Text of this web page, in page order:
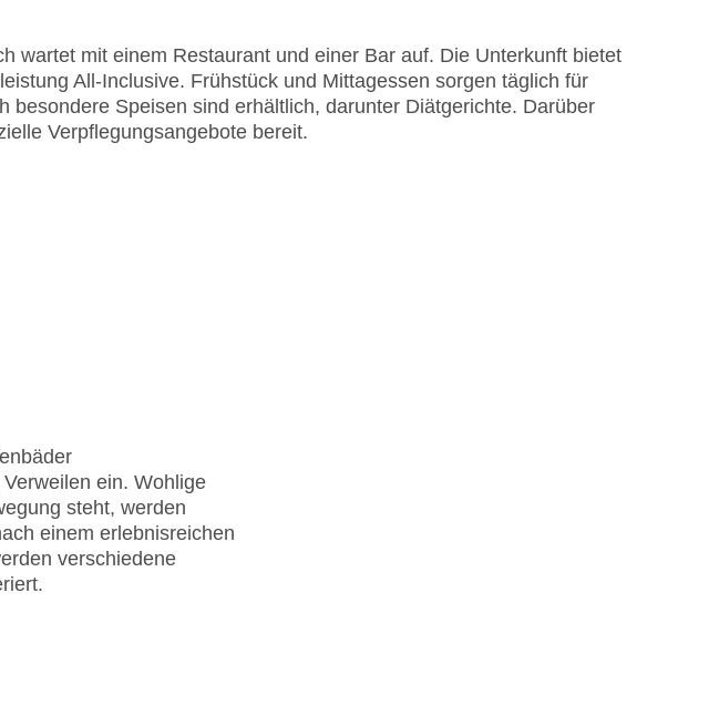
wartet mit einem Restaurant und einer Bar auf. Die Unterkunft bietet
All-Inclusive. Frühstück und Mittagessen sorgen täglich für
besondere Speisen sind erhältlich, darunter Diätgerichte. Darüber
Verpflegungsangebote bereit.
ein. Wohlige
steht, werden
einem erlebnisreichen
verschiedene